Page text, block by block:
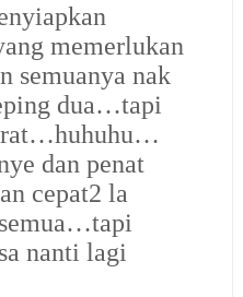
memerlukan
semuanya nak
dua…tapi
dan penat
cepat2 la
nanti lagi